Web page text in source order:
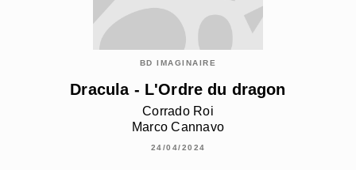
BD IMAGINAIRE
Dracula - L'Ordre du dragon
Corrado Roi
Marco Cannavo
24/04/2024